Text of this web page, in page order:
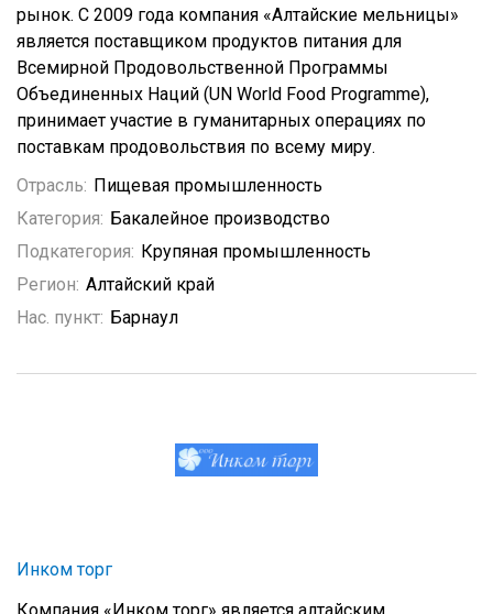
рынок. С 2009 года компания «Алтайские мельницы»
является поставщиком продуктов питания для
Всемирной Продовольственной Программы
Объединенных Наций (UN World Food Programme),
принимает участие в гуманитарных операциях по
поставкам продовольствия по всему миру.
Отрасль: Пищевая промышленность
Категория: Бакалейное производство
Подкатегория: Крупяная промышленность
Регион: Алтайский край
Нас. пункт: Барнаул
Инком торг